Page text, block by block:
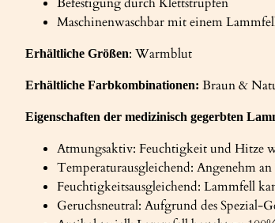
Maschinenwaschbar mit einem
Erhältliche Größen: Warmblut
Erhältliche Farbkombinationen: Braun &
Eigenschaften der medizinisch gegerbten
Atmungsaktiv: Feuchtigkeit und Hitze
Temperaturausgleichend: Angenehm
Feuchtigkeitsausgleichend: Lammfell
Geruchsneutral: Aufgrund des Spezial-